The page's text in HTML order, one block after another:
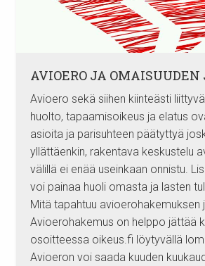
AVIOERO JA OMAISUUDEN
Avioero sekä siihen kiinteästi
huolto, tapaamisoikeus ja elatus
asioita ja parisuhteen päätyttyä
yllättäenkin, rakentava keskustelu
välillä ei enää useinkaan onnistu.
voi painaa huoli omasta ja lasten
Mitä tapahtuu avioerohakemuksen
Avioerohakemus on helppo jättää
osoitteessa oikeus.fi löytyvällä
Avioeron voi saada kuuden